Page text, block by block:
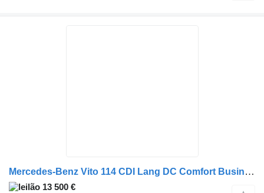
Mercedes-Benz Vito 114 CDI Lang DC Comfort Business Ambition
13 500 €